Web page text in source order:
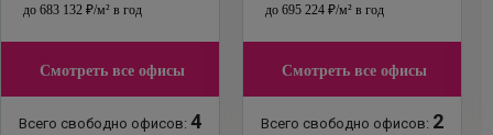
до 683 132 ₽/м² в год
Смотреть все офисы
Всего свободно офисов: 4
до 695 224 ₽/м² в год
Смотреть все офисы
Всего свободно офисов: 2